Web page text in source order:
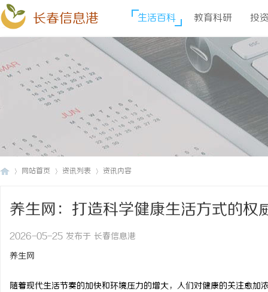
长春信息港 生活百科 教育科研 投
网站首页 资讯列表 资讯内容
养生网：打造科学健康生活方式的权
2026-05-25 发布于 长春信息港
养生网
随着现代生活节奏的加快和环境压力的增大，人们对健康的关注愈